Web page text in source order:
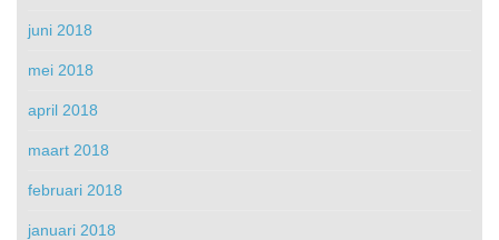
juni 2018
mei 2018
april 2018
maart 2018
februari 2018
januari 2018